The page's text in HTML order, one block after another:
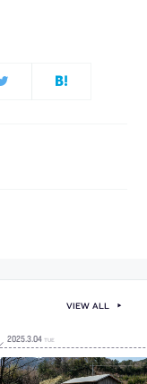
2025.3.04 TUE
VIEW ALL